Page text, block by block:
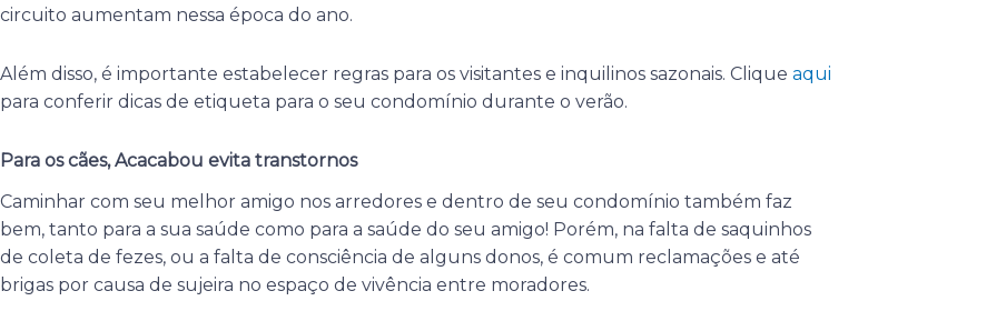
circuito aumentam nessa época do ano.
Além disso, é importante estabelecer regras para os visitantes e inquilinos sazonais. Clique aqui
para conferir dicas de etiqueta para o seu condomínio durante o verão.
Para os cães, Acacabou evita transtornos
Caminhar com seu melhor amigo nos arredores e dentro de seu condomínio também faz
bem, tanto para a sua saúde como para a saúde do seu amigo! Porém, na falta de saquinhos
de coleta de fezes, ou a falta de consciência de alguns donos, é comum reclamações e até
brigas por causa de sujeira no espaço de vivência entre moradores.